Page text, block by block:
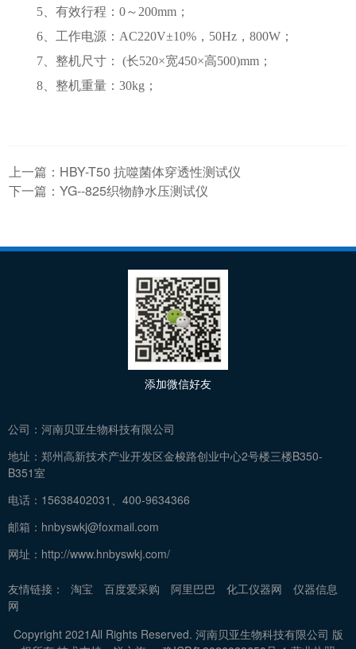
5、有效行程：0～200mm；
6、工作电源： AC220V±10%，50Hz， 800W；
7、整机尺寸：
(长520×宽450×高500)mm；
8、整机重量： 30kg；
上一篇： HBY-T50 抗噬菌体穿透性测试仪
下一篇：YG--825织物静水压测试仪
公司： 河南贝亚生物科技有限公司
地址： 郑州高新技术产业开发区金梭路创业中心2号楼三楼B350-
B351室
电话： 15638402031、400-9634366
邮箱： hnbyswkj@foxmail.com
网址： http://www.hnbyswkj.com/
添加微信好友
友情链接： 淘宝 百度爱采购 阿里巴巴 化工仪器网
仪器信息
网
Copyright 2021All Rights Reserved. 河南贝亚生物科技有限公司 版